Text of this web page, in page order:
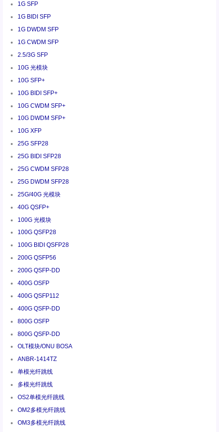
1G SFP
1G BIDI SFP
1G DWDM SFP
1G CWDM SFP
2.5/3G SFP
10G 光模块
10G SFP+
10G BIDI SFP+
10G CWDM SFP+
10G DWDM SFP+
10G XFP
25G SFP28
25G BIDI SFP28
25G CWDM SFP28
25G DWDM SFP28
25G/40G 光模块
40G QSFP+
100G 光模块
100G QSFP28
100G BIDI QSFP28
200G QSFP56
200G QSFP-DD
400G OSFP
400G QSFP112
400G QSFP-DD
800G OSFP
800G QSFP-DD
OLT模块/ONU BOSA
ANBR-1414TZ
单模光纤跳线
多模光纤跳线
OS2单模光纤跳线
OM2多模光纤跳线
OM3多模光纤跳线